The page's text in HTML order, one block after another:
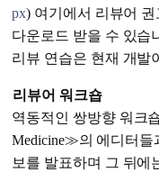
px) 여기에서 리뷰어 권
다운로드 받을 수 있습
리뷰 연습은 현재 개발
리뷰어 워크숍
역동적인 쌍방향 워크
Medicine≫의 에디터들
보를 발표하며 그 뒤에